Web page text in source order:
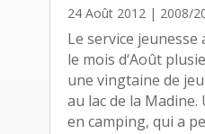
24 Août 2012 | 2008/
Le service
le mois d‘Août
une vingtaine de
au lac de la
en camping, qui a